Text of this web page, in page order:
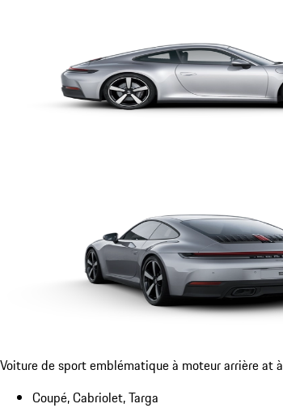
Voiture de sport emblématique à moteur arrière at
Coupé, Cabriolet, Targa